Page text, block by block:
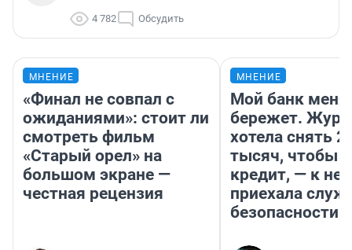
4 782 Обсудить
МНЕНИЕ
«Финал не совпал с
ожиданиями»: стоит ли
смотреть фильм
«Старый орел» на
большом экране —
честная рецензия
МНЕНИЕ
Мой банк меня
бережет.
хотела снять
тысяч, чтобы
кредит, — к
приехала
безопасности